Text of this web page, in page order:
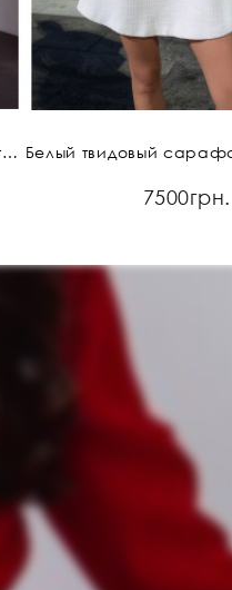
Платье-футляр на жемчужных бретелях
7500грн.